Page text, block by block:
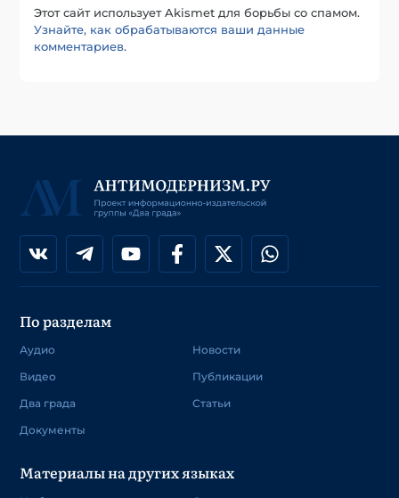
Этот сайт использует Akismet для борьбы со спамом.
Узнайте, как обрабатываются ваши данные
комментариев.
По разделам
Аудио
Видео
Два града
Документы
Новости
Публикации
Статьи
Материалы на других языках